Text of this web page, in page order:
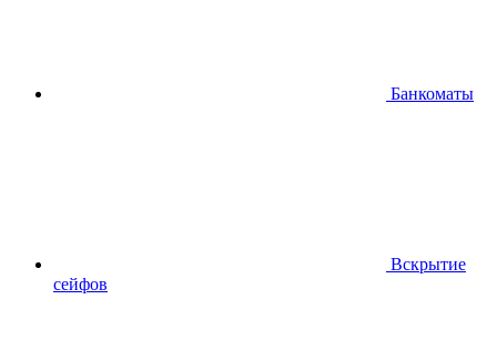
Банкоматы
Вскрытие
сейфов